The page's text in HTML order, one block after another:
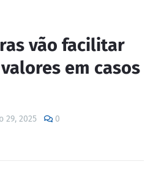
vão facilitar
em casos
29, 2025 0